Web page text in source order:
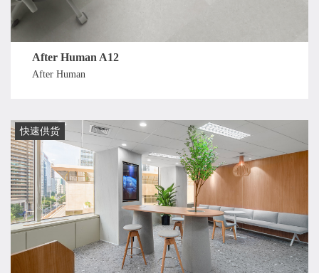
After Human A12
After Human
快速供货